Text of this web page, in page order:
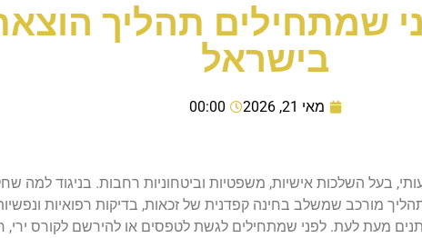
שמתחילים תהליך
בישראל
מאי 21, 2026 00:00
בעל השלכות אישיות, משפטיות וביטחוניות רחבות. בניגוד למה
מורכב שמשלב בחינה קפדנית של זכאות, בדיקות רפואיות
מעת לעת. לפני שמתחילים לגשת לטפסים או להירשם לקורס ירי,